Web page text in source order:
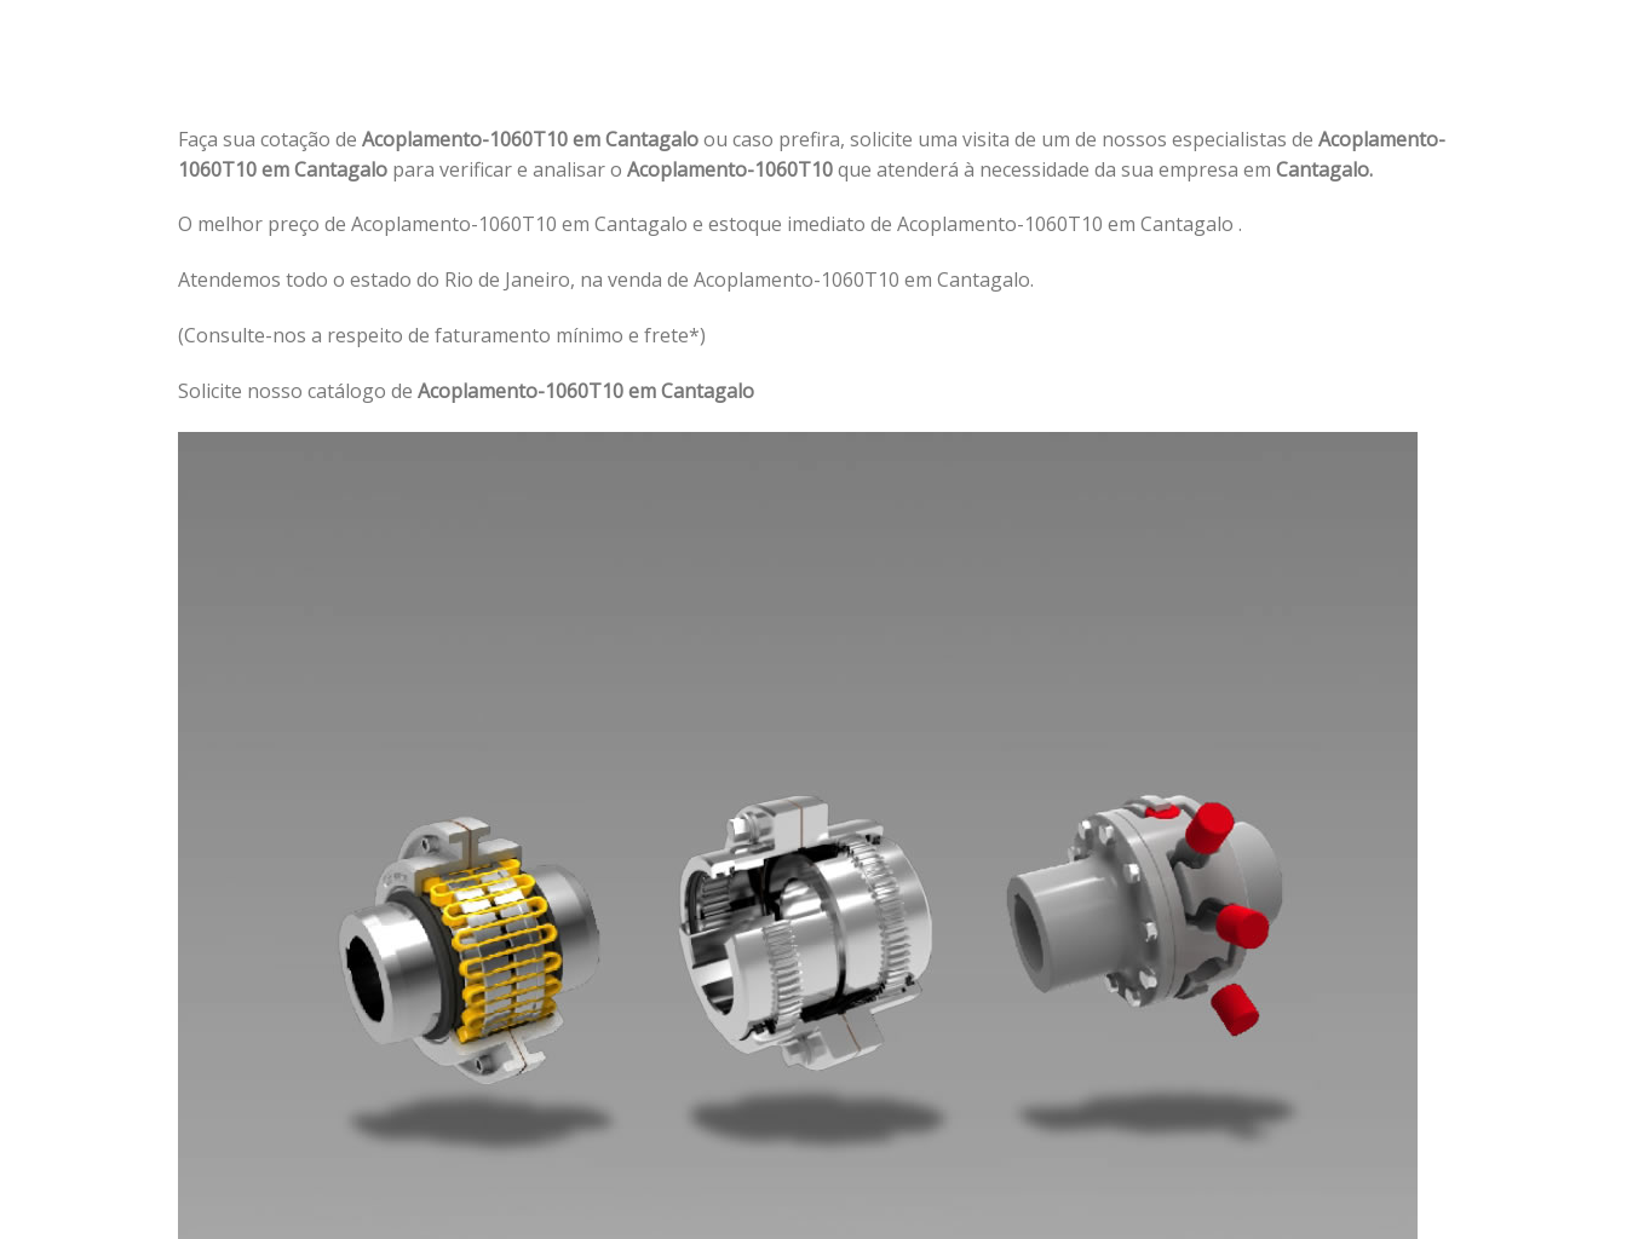
Faça sua cotação de Acoplamento-1060T10 em Cantagaloou caso prefira, solicite uma visita de um de nossos especialistas de Acoplamento-
1060T10 em Cantagalo para verificar e analisar o Acoplamento-1060T10que atenderá à necessidade da sua empresa em Cantagalo.
O melhor preço de Acoplamento-1060T10 em Cantagalo e estoque imediato de Acoplamento-1060T10 em Cantagalo .
Atendemos todo o estado do Rio de Janeiro, na venda de Acoplamento-1060T10 em Cantagalo.
(Consulte-nos a respeito de faturamento mínimo e frete*)
Solicite nosso catálogo de Acoplamento-1060T10 em Cantagalo